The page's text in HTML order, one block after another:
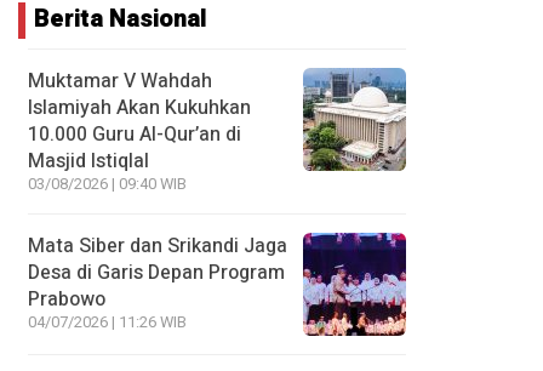
Berita Nasional
Muktamar V Wahdah
Islamiyah Akan Kukuhkan
10.000 Guru Al-Qur’an di
Masjid Istiqlal
03/08/2026 | 09:40 WIB
Mata Siber dan Srikandi Jaga
Desa di Garis Depan Program
Prabowo
04/07/2026 | 11:26 WIB